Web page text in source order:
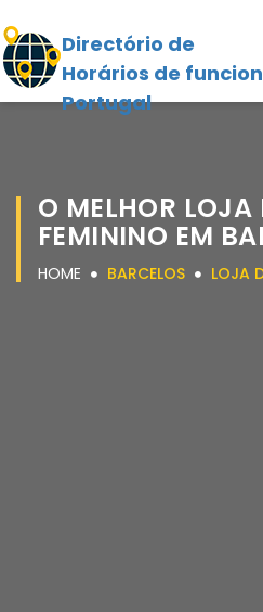
Directório de
Horários de
Portugal
O MELHOR LOJA
FEMININO EM
HOME BARCELOS LOJA